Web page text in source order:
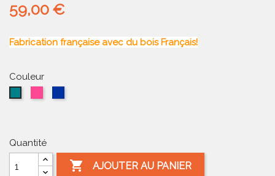
59,00 €
Fabrication française avec du bois Français!
Couleur
Quantité
 AJOUTER AU PANIER